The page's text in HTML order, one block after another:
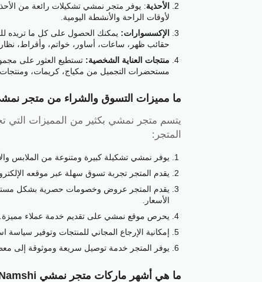
الأحذية: يوفر متجر نمشي تشكيلات رائعة من
لأوقات الراحة والأنشطة اليومية.
الإكسسوارات: يمكنك الحصول على كل ما تريده
حقائب ظهر، ساعات، أساور، خواتم، وأقراط،
منتجات العناية الشخصية: تستطيع العثور على
مستحضرات التجميل من مكياج، كريمات، ومنتجات
ما مميزات التسوق والشراء من متجر
يتسم متجر نمشي بكثير من المميزات التي
المتجر:
يوفر نمشي تشكيلة كبيرة ومتنوعة من الملابس
يقدم المتجر تجربة تسوق سهلة عبر موقعه
يقدم المتجر عروض وخصومات حصرية بشكل
الأسعار.
يحرص موقع نمشي على تقديم خدمة عملاء مميزة.
إمكانية الإرجاع المجاني للمنتجات وتوفير سياسة
يوفر المتجر خدمة توصيل سريعة وموثوقة إلى
ما هي أشهر ماركات متجر نمشي Namshi؟